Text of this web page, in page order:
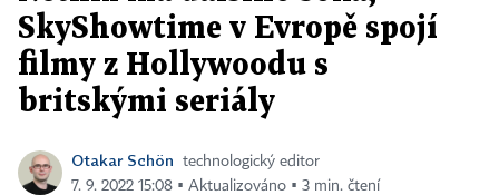
SkyShowtime v Evropě spojí
filmy z Hollywoodu s
britskými seriály
Otakar Schön
technologický editor
7. 9. 2022 15:08 ▪ Aktualizováno ▪ 3 min. čtení